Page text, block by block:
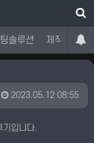
솔루션 제작문의
2023.05.12 08:55
기입니다.